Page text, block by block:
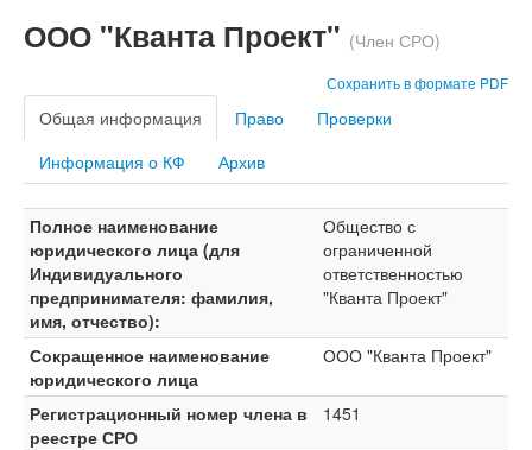
ООО "Кванта Проект" (Член СРО)
Сохранить в формате PDF
Общая информация Право
Проверки
Информация о КФ
Архив
Полное наименование
юридического лица (для
Индивидуального
предпринимателя: фамилия,
имя, отчество):
Общество с
ограниченной
ответственностью
"Кванта Проект"
Сокращенное наименование
юридического лица
ООО "Кванта Проект"
Регистрационный номер члена в
реестре СРО
1451